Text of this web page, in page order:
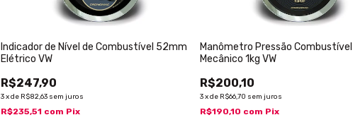
Indicador de Nível de Combustível 52mm
Elétrico VW
R$247,90
3xde R$82,63 sem juros
R$235,51 com Pix
Manômetro Pressão
Mecânico 1kg VW
R$200,10
3xde R$66,70 sem juros
R$190,10 com Pix